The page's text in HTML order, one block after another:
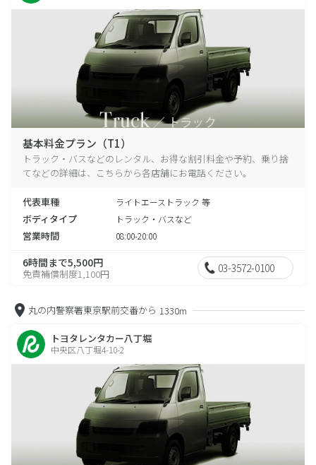
基本料金プラン（T1）
トラック・バスなどのレンタル、お得な割引料金や予約、乗り捨
てなどの詳細は、こちらから各店舗にお電話ください。
代表車種 ライトエーストラック 等
ボディタイプ トラック・バスなど
営業時間 08:00-20:00
6時間まで5,500円
免責補償制度1,100円 03-3572-0100
丸の内警察署東京駅前交番から 1330m
トヨタレンタカー八丁堀
中央区八丁堀4-10-2